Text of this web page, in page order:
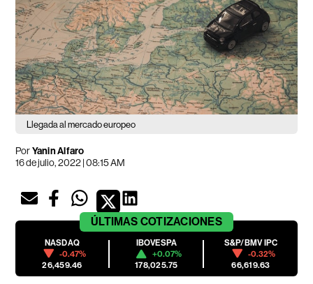
Llegada al mercado europeo
PorYanin Alfaro
16 de julio, 2022 | 08:15 AM
ÚLTIMAS COTIZACIONES
NASDAQ
-0.47%
26,459.46
IBOVESPA
+0.07%
178,025.75
S&P/BMV IPC
-0.32%
66,619.63